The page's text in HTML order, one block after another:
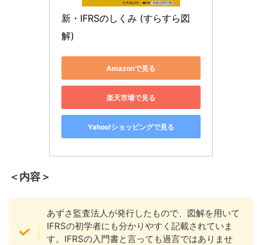
新・IFRSのしくみ (すらすら図
解)
Amazonで見る
楽天市場で見る
Yahoo!ショッピングで見る
＜内容＞
あずさ監査法人が発行したもので、図解を用いて
IFRSの初学者にも分かりやすく記載されていま
す。IFRSの入門書と言っても過言ではありませ